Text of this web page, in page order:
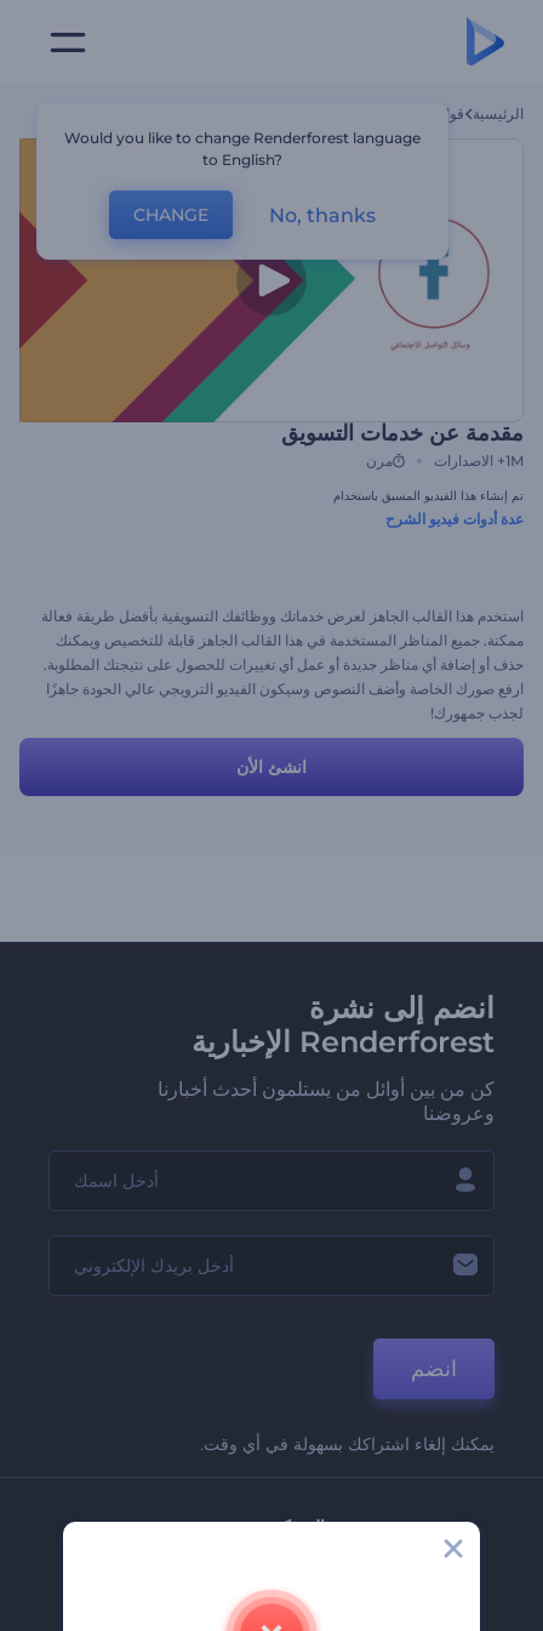
الرئيسية قوالب
مقدمة عن خدمات التسويق
1M+ الاصدارات مرن
تم إنشاء هذا الفيديو المسبق باستخدام
عدة أدوات فيديو الشرح
استخدم هذا القالب الجاهز لعرض خدماتك ووظائفك التسويقية بأفضل طريقة فعالة
ممكنة. جميع المناظر المستخدمة في هذا القالب الجاهز قابلة للتخصيص ويمكنك
حذف أو إضافة أي مناظر جديدة أو عمل أي تغييرات للحصول على نتيجتك المطلوبة.
ارفع صورك الخاصة وأضف النصوص وسيكون الفيديو الترويجي عالي الجودة جاهزًا
لجذب جمهورك!
انشئ الأن
انضم إلى نشرة
Renderforest الإخبارية
كن من بين أوائل من يستلمون أحدث أخبارنا
وعروضنا
انضم
يمكنك إلغاء اشتراكك بسهولة في أي وقت.
الشركة
اتصل بنا
Would you like to change Renderforest language
to English?
CHANGE No, thanks